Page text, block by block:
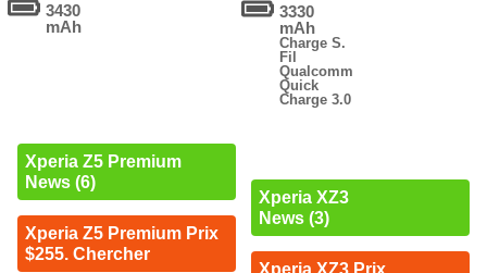
3430
mAh
Xperia Z5 Premium
News (6)
Xperia Z5 Premium Prix
$255. Chercher
3330
mAh
Charge S.
Fil
Qualcomm
Quick
Charge 3.0
Xperia XZ3
News (3)
Xperia XZ3 Prix